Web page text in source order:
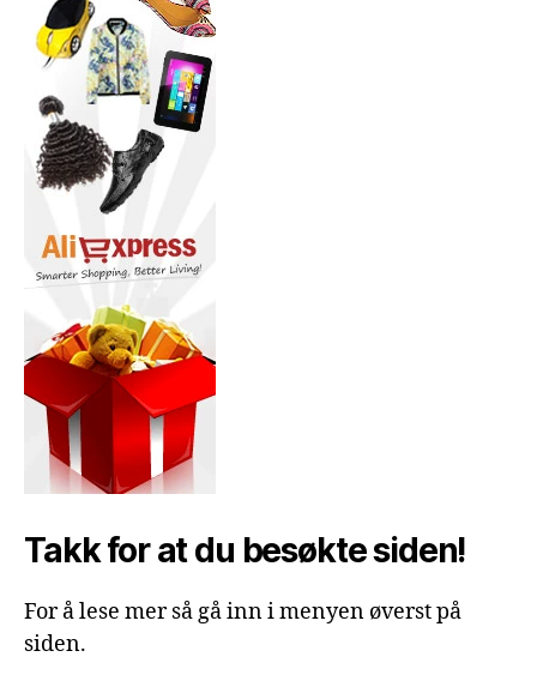
Takk for at du besøkte siden!
For å lese mer så gå inn i menyen øverst på
siden.